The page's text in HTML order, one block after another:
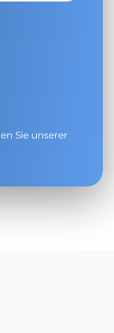
Sie unserer